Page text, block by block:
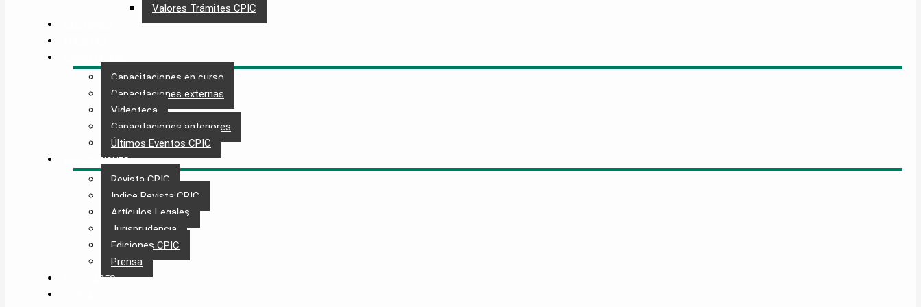
Valores Trámites CPIC
Capacitaciones en curso
Capacitaciones externas
Videoteca
Capacitaciones anteriores
Últimos Eventos CPIC
PUBLICACIONES
Revista CPIC
Indice Revista CPIC
Artículos Legales
Jurisprudencia
Ediciones CPIC
Prensa
NOVEDADES